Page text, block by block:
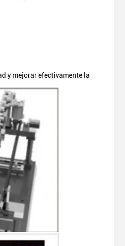
y mejorar efectivamente la